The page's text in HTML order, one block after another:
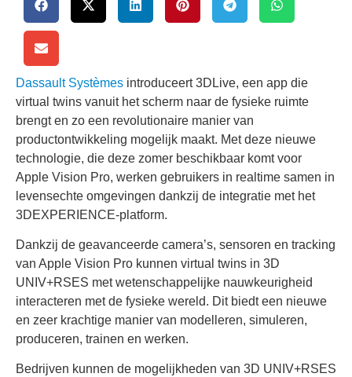
Dassault Systèmes introduceert 3DLive, een app die
virtual twins vanuit het scherm naar de fysieke ruimte
brengt en zo een revolutionaire manier van
productontwikkeling mogelijk maakt. Met deze nieuwe
technologie, die deze zomer beschikbaar komt voor
Apple Vision Pro, werken gebruikers in realtime samen in
levensechte omgevingen dankzij de integratie met het
3DEXPERIENCE-platform.
Dankzij de geavanceerde camera’s, sensoren en tracking
van Apple Vision Pro kunnen virtual twins in 3D
UNIV+RSES met wetenschappelijke nauwkeurigheid
interacteren met de fysieke wereld. Dit biedt een nieuwe
en zeer krachtige manier van modelleren, simuleren,
produceren, trainen en werken.
Bedrijven kunnen de mogelijkheden van 3D UNIV+RSES